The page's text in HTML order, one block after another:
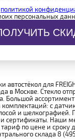
политикой
персональных
автостёкол для
в Москве. Стекло
Большой
с
и шелкографией.
и сертификаты. Наши
по цене и сроку
склада 8